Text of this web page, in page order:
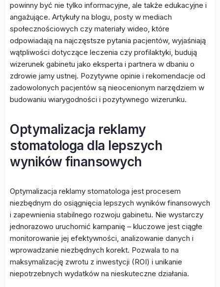
powinny być nie tylko informacyjne, ale także edukacyjne i
angażujące. Artykuły na blogu, posty w mediach
społecznościowych czy materiały wideo, które
odpowiadają na najczęstsze pytania pacjentów, wyjaśniają
wątpliwości dotyczące leczenia czy profilaktyki, budują
wizerunek gabinetu jako eksperta i partnera w dbaniu o
zdrowie jamy ustnej. Pozytywne opinie i rekomendacje od
zadowolonych pacjentów są nieocenionym narzędziem w
budowaniu wiarygodności i pozytywnego wizerunku.
Optymalizacja reklamy
stomatologa dla lepszych
wyników finansowych
Optymalizacja reklamy stomatologa jest procesem
niezbędnym do osiągnięcia lepszych wyników finansowych
i zapewnienia stabilnego rozwoju gabinetu. Nie wystarczy
jednorazowo uruchomić kampanię – kluczowe jest ciągłe
monitorowanie jej efektywności, analizowanie danych i
wprowadzanie niezbędnych korekt. Pozwala to na
maksymalizację zwrotu z inwestycji (ROI) i unikanie
niepotrzebnych wydatków na nieskuteczne działania.